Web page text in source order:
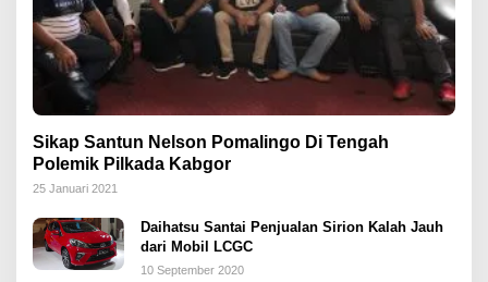
Sikap Santun Nelson Pomalingo Di Tengah
Polemik Pilkada Kabgor
25 Januari 2021
Daihatsu Santai Penjualan Sirion Kalah Jauh
dari Mobil LCGC
10 September 2020